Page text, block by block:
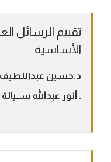
تقييم الرسائل
الأساسية
د.حسين
. أنور عبدالله ســيالة